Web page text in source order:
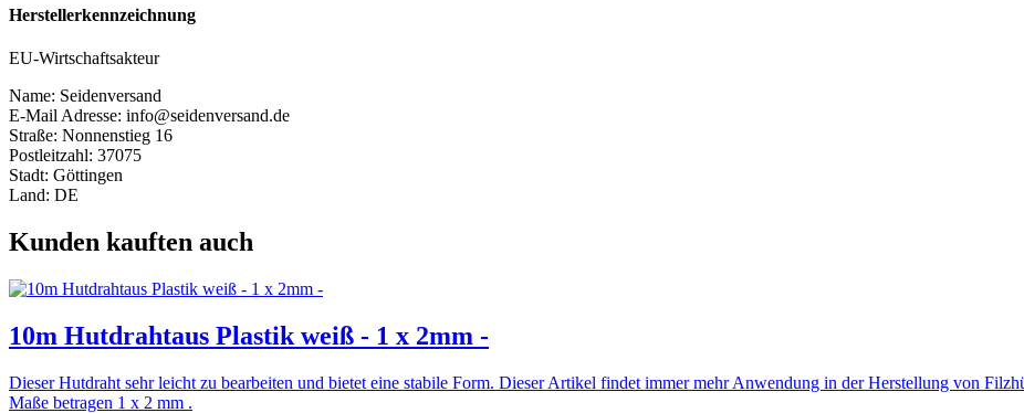
Herstellerkennzeichnung
EU-Wirtschaftsakteur
Name: Seidenversand
E-Mail Adresse: info@seidenversand.de
Straße: Nonnenstieg 16
Postleitzahl: 37075
Stadt: Göttingen
Land: DE
Kunden kauften auch
10m Hutdrahtaus Plastik weiß - 1 x 2mm -
Dieser Hutdraht sehr leicht zu bearbeiten und bietet eine stabile Form. Dieser Artikel findet immer mehr Anwendung in der Herstellung von
Maße betragen 1 x 2 mm .